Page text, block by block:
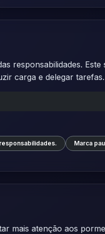
responsabilidades.
carga e delegar tarefas.
Marca
mais atenção aos